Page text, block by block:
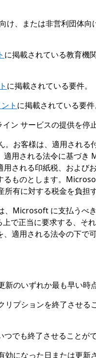
け、または非営利団体
に掲載されている教育機
に掲載されている要件。
ト に掲載されている要件
サービスの提供を停
お客様は、適用される
用される法令に基づ
される印紙税、および
るものとします。
有に対する税金を負担
Microsoft に支払うべ
で正当に要求する、そ
適用される法令の下で
のいずれか最も早い時
プションを終了させ
でも終了させることがで
になった日または更新